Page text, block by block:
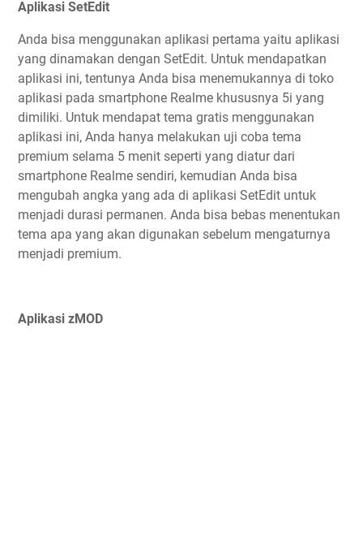
Aplikasi SetEdit
Anda bisa menggunakan aplikasi pertama yaitu aplikasi
yang dinamakan dengan SetEdit. Untuk mendapatkan
aplikasi ini, tentunya Anda bisa menemukannya di toko
aplikasi pada smartphone Realme khususnya 5i yang
dimiliki. Untuk mendapat tema gratis menggunakan
aplikasi ini, Anda hanya melakukan uji coba tema
premium selama 5 menit seperti yang diatur dari
smartphone Realme sendiri, kemudian Anda bisa
mengubah angka yang ada di aplikasi SetEdit untuk
menjadi durasi permanen. Anda bisa bebas menentukan
tema apa yang akan digunakan sebelum mengaturnya
menjadi premium.
Aplikasi zMOD